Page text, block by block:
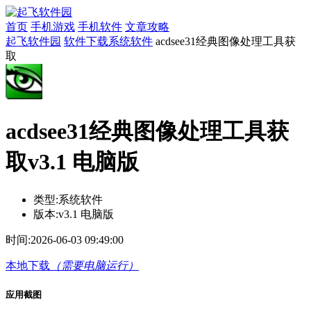
首页 手机游戏 手机软件 文章攻略
起飞软件园 软件下载系统软件 acdsee31经典图像处理工具获
取
acdsee31经典图像处理工具获
取v3.1 电脑版
类型:系统软件
版本:v3.1 电脑版
时间:2026-06-03 09:49:00
本地下载 （需要电脑运行）
应用截图